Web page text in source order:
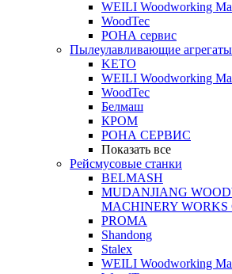
WEILI Woodworking
WoodTec
РОНА сервис
Пылеулавливающие агрегаты
KETO
WEILI Woodworking
WoodTec
Белмаш
КРОМ
РОНА СЕРВИС
Показать все
Рейсмусовые станки
BELMASH
MUDANJIANG
MACHINERY WORKS
PROMA
Shandong
Stalex
WEILI Woodworking